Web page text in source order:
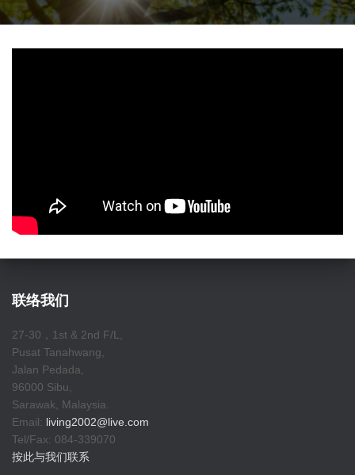
联络我们
27-30，1st & 2nd F/L,
Pusat Tanahwang,
Jalan Pedada,
96000 Sibu,
Sarawak, Malaysia.
Email: living2002@live.com
Tel/Fax: 084-339070
按此与我们联系